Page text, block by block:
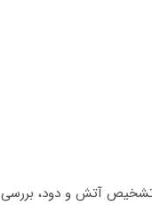
آتش و دود، بررسی